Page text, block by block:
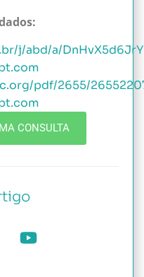
j/abd/a/
pdf/2655/
CONSULTA